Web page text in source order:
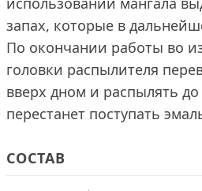
запах, которые в
По окончании работы во
головки распылителя
вверх дном и распылять
перестанет поступать
СОСТАВ